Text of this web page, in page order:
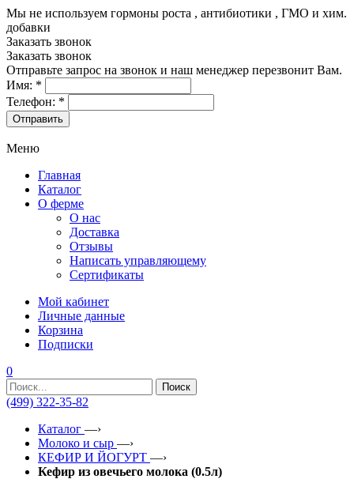
Мы не используем гормоны роста , антибиотики , ГМО и хим.
добавки
Заказать звонок
Заказать звонок
Отправьте запрос на звонок и наш менеджер перезвонит Вам.
Имя: *
Телефон: *
Меню
Главная
Каталог
О ферме
О нас
Доставка
Отзывы
Написать управляющему
Сертификаты
Мой кабинет
Личные данные
Корзина
Подписки
0
Поиск
(499) 322-35-82
Каталог —›
Молоко и сыр —›
КЕФИР И ЙОГУРТ —›
Кефир из овечьего молока (0.5л)